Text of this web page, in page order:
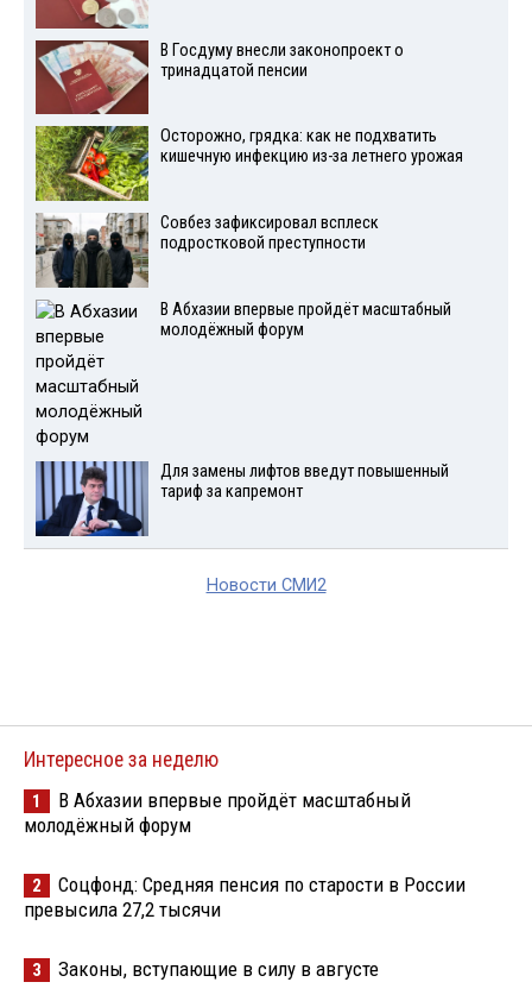
В Госдуму внесли законопроект о
тринадцатой пенсии
Осторожно, грядка: как не подхватить
кишечную инфекцию из-за летнего урожая
Совбез зафиксировал всплеск
подростковой преступности
В Абхазии впервые пройдёт масштабный
молодёжный форум
Для замены лифтов введут повышенный
тариф за капремонт
Новости СМИ2
Интересное за неделю
1
В Абхазии впервые пройдёт масштабный
молодёжный форум
2
Соцфонд: Средняя пенсия по старости в России
превысила 27,2 тысячи
3 Законы, вступающие в силу в августе